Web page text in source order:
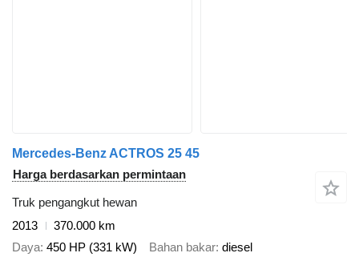
Mercedes-Benz ACTROS 25 45
Harga berdasarkan permintaan
Truk pengangkut hewan
2013
370.000 km
Daya 450 HP (331 kW) Bahan bakar diesel